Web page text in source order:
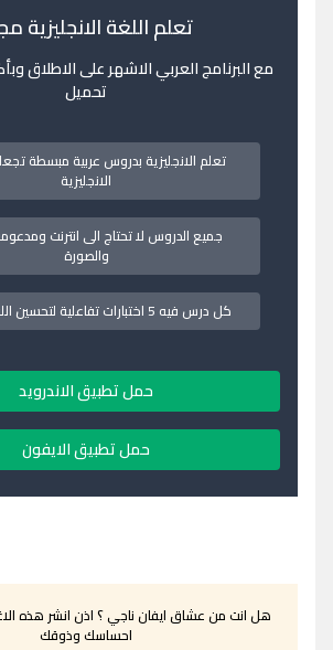
تعلم اللغة الانجليزية
تحميل
تعلم الانجليزية بدروس عربية مبسطة
الانجليزية
جميع الدروس لا تحتاج الى انترنت
والصورة
كل درس فيه 5 اختبارات تفاعلية لتحسين اللفظ والنطق
حمل تطبيق الاندرويد
حمل تطبيق الايفون
هل انت من عشاق ايفان ناجي ؟ اذن انشر هذه
احساسك وذوقك